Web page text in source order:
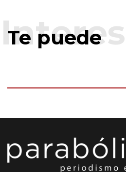
Te puede